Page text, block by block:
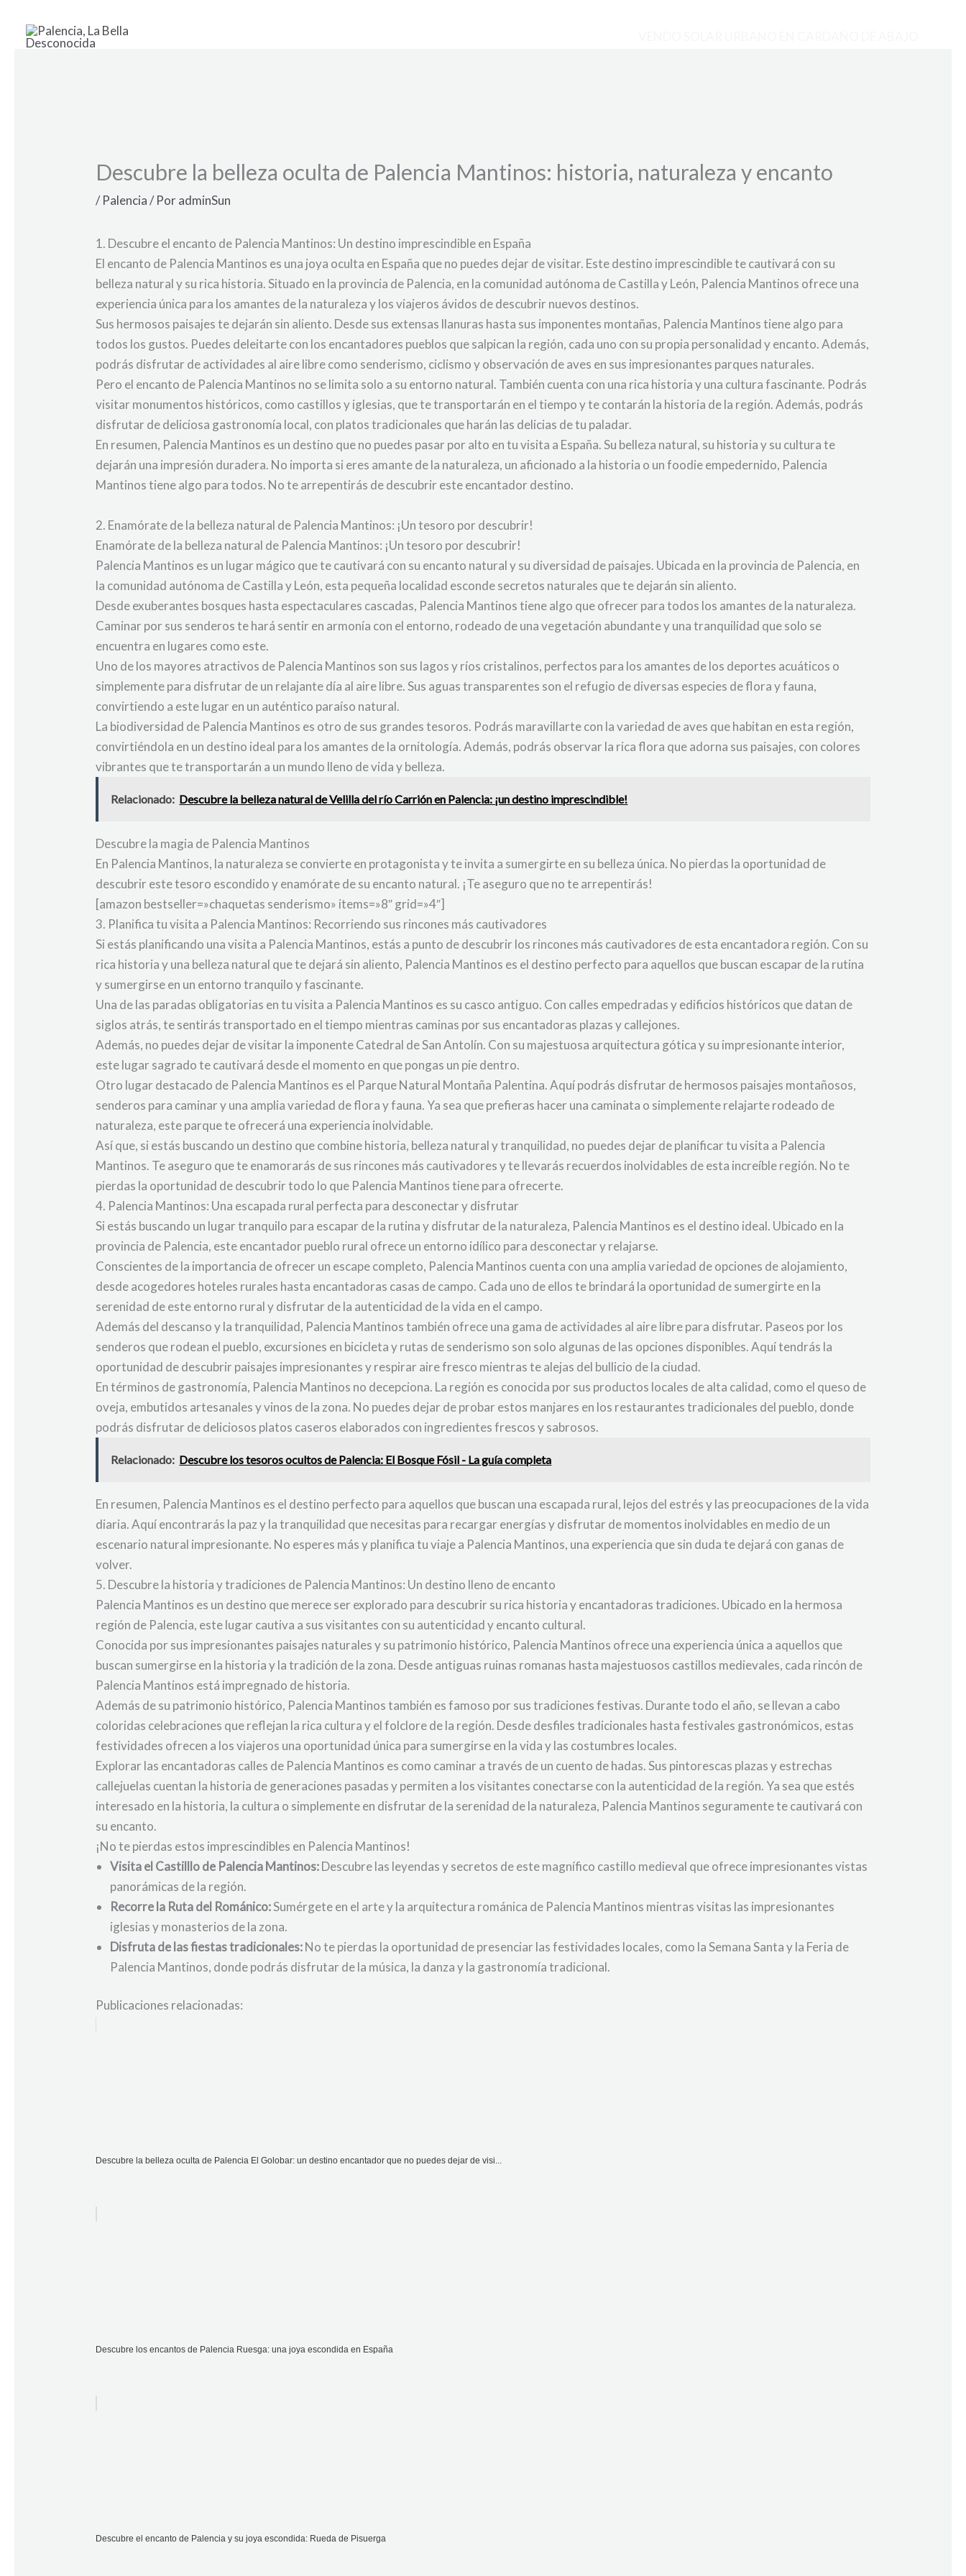
contenido
Descubre la belleza oculta de Palencia Mantinos: historia, naturaleza y encanto
/Palencia/ PoradminSun
1. Descubre el encanto de Palencia Mantinos: Un destino imprescindible en España
El encanto de Palencia Mantinos es una joya oculta en España que no puedes dejar de visitar. Este destino imprescindible te cautivará con su
belleza natural y su rica historia. Situado en la provincia de Palencia, en la comunidad autónoma de Castilla y León, Palencia Mantinos ofrece una
experiencia única para los amantes de la naturaleza y los viajeros ávidos de descubrir nuevos destinos.
Sus hermosos paisajes te dejarán sin aliento. Desde sus extensas llanuras hasta sus imponentes montañas, Palencia Mantinos tiene algo para
todos los gustos. Puedes deleitarte con los encantadores pueblos que salpican la región, cada uno con su propia personalidad y encanto. Además,
podrás disfrutar de actividades al aire libre como senderismo, ciclismo y observación de aves en sus impresionantes parques naturales.
Pero el encanto de Palencia Mantinos no se limita solo a su entorno natural. También cuenta con una rica historia y una cultura fascinante. Podrás
visitar monumentos históricos, como castillos y iglesias, que te transportarán en el tiempo y te contarán la historia de la región. Además, podrás
disfrutar de deliciosa gastronomía local, con platos tradicionales que harán las delicias de tu paladar.
En resumen, Palencia Mantinos es un destino que no puedes pasar por alto en tu visita a España. Su belleza natural, su historia y su cultura te
dejarán una impresión duradera. No importa si eres amante de la naturaleza, un aficionado a la historia o un foodie empedernido, Palencia
Mantinos tiene algo para todos. No te arrepentirás de descubrir este encantador destino.
2. Enamórate de la belleza natural de Palencia Mantinos: ¡Un tesoro por descubrir!
Enamórate de la belleza natural de Palencia Mantinos: ¡Un tesoro por descubrir!
Palencia Mantinos es un lugar mágico que te cautivará con su encanto natural y su diversidad de paisajes. Ubicada en la provincia de Palencia, en
la comunidad autónoma de Castilla y León, esta pequeña localidad esconde secretos naturales que te dejarán sin aliento.
Desde exuberantes bosques hasta espectaculares cascadas, Palencia Mantinos tiene algo que ofrecer para todos los amantes de la naturaleza.
Caminar por sus senderos te hará sentir en armonía con el entorno, rodeado de una vegetación abundante y una tranquilidad que solo se
encuentra en lugares como este.
Uno de los mayores atractivos de Palencia Mantinos son sus lagos y ríos cristalinos, perfectos para los amantes de los deportes acuáticos o
simplemente para disfrutar de un relajante día al aire libre. Sus aguas transparentes son el refugio de diversas especies de flora y fauna,
convirtiendo a este lugar en un auténtico paraíso natural.
La biodiversidad de Palencia Mantinos es otro de sus grandes tesoros. Podrás maravillarte con la variedad de aves que habitan en esta región,
convirtiéndola en un destino ideal para los amantes de la ornitología. Además, podrás observar la rica flora que adorna sus paisajes, con colores
vibrantes que te transportarán a un mundo lleno de vida y belleza.
Relacionado: Descubre la belleza natural de Velilla del río Carrión en Palencia: ¡un destino imprescindible!
Descubre la magia de Palencia Mantinos
En Palencia Mantinos, la naturaleza se convierte en protagonista y te invita a sumergirte en su belleza única. No pierdas la oportunidad de
descubrir este tesoro escondido y enamórate de su encanto natural. ¡Te aseguro que no te arrepentirás!
[amazon bestseller=»chaquetas senderismo» items=»8″ grid=»4″]
3. Planifica tu visita a Palencia Mantinos: Recorriendo sus rincones más cautivadores
Si estás planificando una visita a Palencia Mantinos, estás a punto de descubrir los rincones más cautivadores de esta encantadora región. Con su
rica historia y una belleza natural que te dejará sin aliento, Palencia Mantinos es el destino perfecto para aquellos que buscan escapar de la rutina
y sumergirse en un entorno tranquilo y fascinante.
Una de las paradas obligatorias en tu visita a Palencia Mantinos es su casco antiguo. Con calles empedradas y edificios históricos que datan de
siglos atrás, te sentirás transportado en el tiempo mientras caminas por sus encantadoras plazas y callejones.
Además, no puedes dejar de visitar la imponente Catedral de San Antolín. Con su majestuosa arquitectura gótica y su impresionante interior,
este lugar sagrado te cautivará desde el momento en que pongas un pie dentro.
Otro lugar destacado de Palencia Mantinos es el Parque Natural Montaña Palentina. Aquí podrás disfrutar de hermosos paisajes montañosos,
senderos para caminar y una amplia variedad de flora y fauna. Ya sea que prefieras hacer una caminata o simplemente relajarte rodeado de
naturaleza, este parque te ofrecerá una experiencia inolvidable.
Así que, si estás buscando un destino que combine historia, belleza natural y tranquilidad, no puedes dejar de planificar tu visita a Palencia
Mantinos. Te aseguro que te enamorarás de sus rincones más cautivadores y te llevarás recuerdos inolvidables de esta increíble región. No te
pierdas la oportunidad de descubrir todo lo que Palencia Mantinos tiene para ofrecerte.
4. Palencia Mantinos: Una escapada rural perfecta para desconectar y disfrutar
Si estás buscando un lugar tranquilo para escapar de la rutina y disfrutar de la naturaleza, Palencia Mantinos es el destino ideal. Ubicado en la
provincia de Palencia, este encantador pueblo rural ofrece un entorno idílico para desconectar y relajarse.
Conscientes de la importancia de ofrecer un escape completo, Palencia Mantinos cuenta con una amplia variedad de opciones de alojamiento,
desde acogedores hoteles rurales hasta encantadoras casas de campo. Cada uno de ellos te brindará la oportunidad de sumergirte en la
serenidad de este entorno rural y disfrutar de la autenticidad de la vida en el campo.
Además del descanso y la tranquilidad, Palencia Mantinos también ofrece una gama de actividades al aire libre para disfrutar. Paseos por los
senderos que rodean el pueblo, excursiones en bicicleta y rutas de senderismo son solo algunas de las opciones disponibles. Aquí tendrás la
oportunidad de descubrir paisajes impresionantes y respirar aire fresco mientras te alejas del bullicio de la ciudad.
En términos de gastronomía, Palencia Mantinos no decepciona. La región es conocida por sus productos locales de alta calidad, como el queso de
oveja, embutidos artesanales y vinos de la zona. No puedes dejar de probar estos manjares en los restaurantes tradicionales del pueblo, donde
podrás disfrutar de deliciosos platos caseros elaborados con ingredientes frescos y sabrosos.
Relacionado: Descubre los tesoros ocultos de Palencia: El Bosque Fósil - La guía completa
En resumen, Palencia Mantinos es el destino perfecto para aquellos que buscan una escapada rural, lejos del estrés y las preocupaciones de la vida
diaria. Aquí encontrarás la paz y la tranquilidad que necesitas para recargar energías y disfrutar de momentos inolvidables en medio de un
escenario natural impresionante. No esperes más y planifica tu viaje a Palencia Mantinos, una experiencia que sin duda te dejará con ganas de
volver.
5. Descubre la historia y tradiciones de Palencia Mantinos: Un destino lleno de encanto
Palencia Mantinos es un destino que merece ser explorado para descubrir su rica historia y encantadoras tradiciones. Ubicado en la hermosa
región de Palencia, este lugar cautiva a sus visitantes con su autenticidad y encanto cultural.
Conocida por sus impresionantes paisajes naturales y su patrimonio histórico, Palencia Mantinos ofrece una experiencia única a aquellos que
buscan sumergirse en la historia y la tradición de la zona. Desde antiguas ruinas romanas hasta majestuosos castillos medievales, cada rincón de
Palencia Mantinos está impregnado de historia.
Además de su patrimonio histórico, Palencia Mantinos también es famoso por sus tradiciones festivas. Durante todo el año, se llevan a cabo
coloridas celebraciones que reflejan la rica cultura y el folclore de la región. Desde desfiles tradicionales hasta festivales gastronómicos, estas
festividades ofrecen a los viajeros una oportunidad única para sumergirse en la vida y las costumbres locales.
Explorar las encantadoras calles de Palencia Mantinos es como caminar a través de un cuento de hadas. Sus pintorescas plazas y estrechas
callejuelas cuentan la historia de generaciones pasadas y permiten a los visitantes conectarse con la autenticidad de la región. Ya sea que estés
interesado en la historia, la cultura o simplemente en disfrutar de la serenidad de la naturaleza, Palencia Mantinos seguramente te cautivará con
su encanto.
¡No te pierdas estos imprescindibles en Palencia Mantinos!
Visita el Castilllo de Palencia Mantinos:Descubre las leyendas y secretos de este magnífico castillo medieval que ofrece impresionantes vistas
panorámicas de la región.
Recorre la Ruta del Románico:Sumérgete en el arte y la arquitectura románica de Palencia Mantinos mientras visitas las impresionantes
iglesias y monasterios de la zona.
Disfruta de las fiestas tradicionales:No te pierdas la oportunidad de presenciar las festividades locales, como la Semana Santa y la Feria de
Palencia Mantinos, donde podrás disfrutar de la música, la danza y la gastronomía tradicional.
Publicaciones relacionadas:
Descubre la belleza oculta de Palencia El Golobar: un destino encantador que no puedes dejar de visi...
Descubre los encantos de Palencia Ruesga: una joya escondida en España
Descubre el encanto de Palencia y su joya escondida: Rueda de Pisuerga